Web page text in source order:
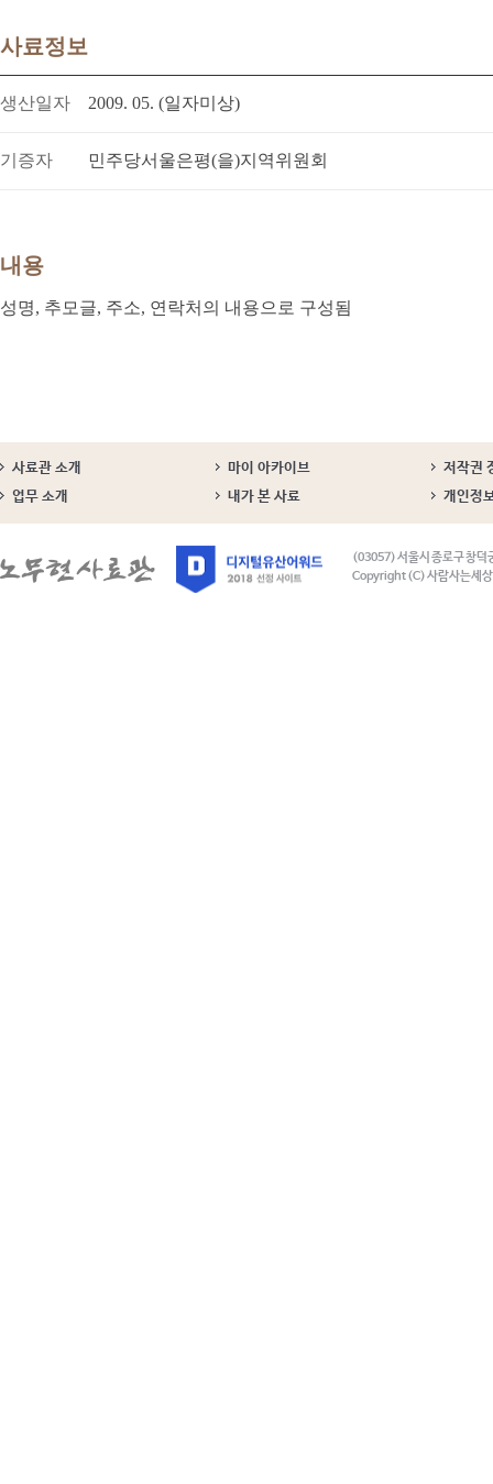
사료정보
생산일자 2009. 05. (일자미상)
기증자 민주당서울은평(을)지역위원회
내용
성명, 추모글, 주소, 연락처의 내용으로 구성됨
사료관 소개 마이 아카이브
저작권
업무 소개
내가 본 사료 개인정
(03057) 서울시 종로구 창덕
Copyright (C) 사람사는세